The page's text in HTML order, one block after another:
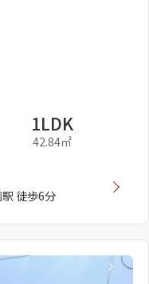
1LDK
42.84㎡
徒歩6分